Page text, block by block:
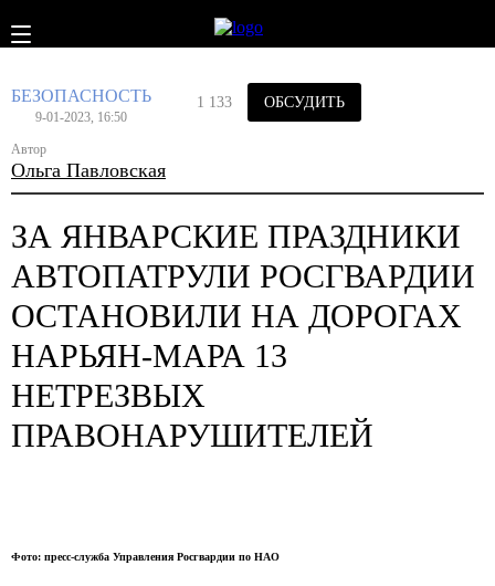
БЕЗОПАСНОСТЬ
9-01-2023, 16:50
Автор
Ольга Павловская
1 133 ОБСУДИТЬ
ЗА ЯНВАРСКИЕ ПРАЗДНИКИ
АВТОПАТРУЛИ РОСГВАРДИИ
ОСТАНОВИЛИ НА ДОРОГАХ
НАРЬЯН-МАРА 13
НЕТРЕЗВЫХ
ПРАВОНАРУШИТЕЛЕЙ
Фото: пресс-служба Управления Росгвардии по НАО